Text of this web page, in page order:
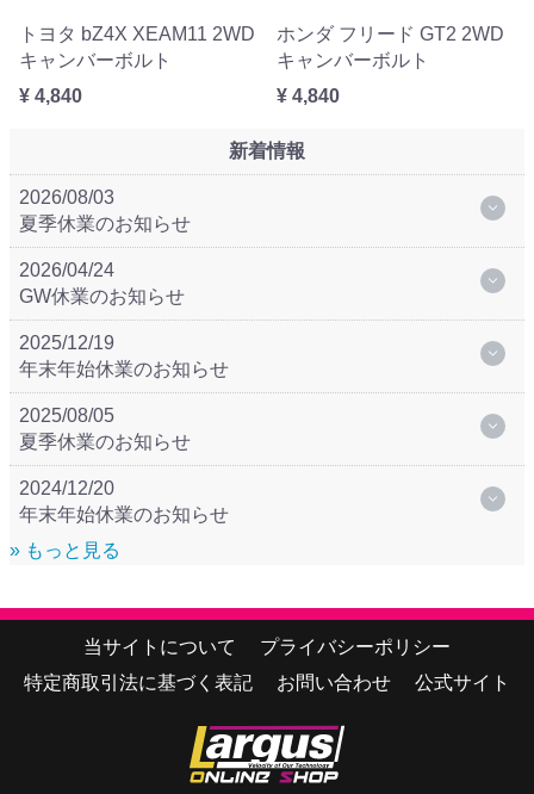
トヨタ bZ4X XEAM11 2WD
キャンバーボルト
¥ 4,840
ホンダ フリード GT2 2WD
キャンバーボルト
¥ 4,840
新着情報
2026/08/03
夏季休業のお知らせ
2026/04/24
GW休業のお知らせ
2025/12/19
年末年始休業のお知らせ
2025/08/05
夏季休業のお知らせ
2024/12/20
年末年始休業のお知らせ
» もっと見る
当サイトについて
プライバシーポリシー
特定商取引法に基づく表記
お問い合わせ 公式サイト